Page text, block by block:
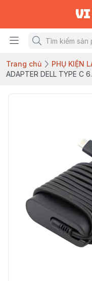
Trang chủ PHỤ KIỆN
ADAPTER DELL TYPE C